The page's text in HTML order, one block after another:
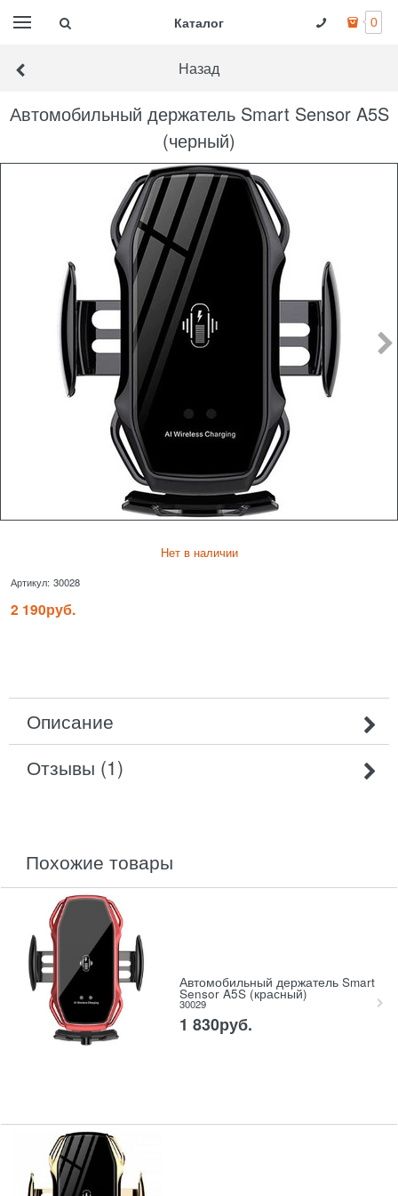
Каталог 0
Назад
Автомобильный держатель Smart Sensor A5S
(черный)
Нет в наличии
Артикул: 30028
2 190руб.
Описание
Отзывы (1)
похожие товары
Автомобильный держатель Smart
Sensor A5S (красный)
30029
1 830руб.